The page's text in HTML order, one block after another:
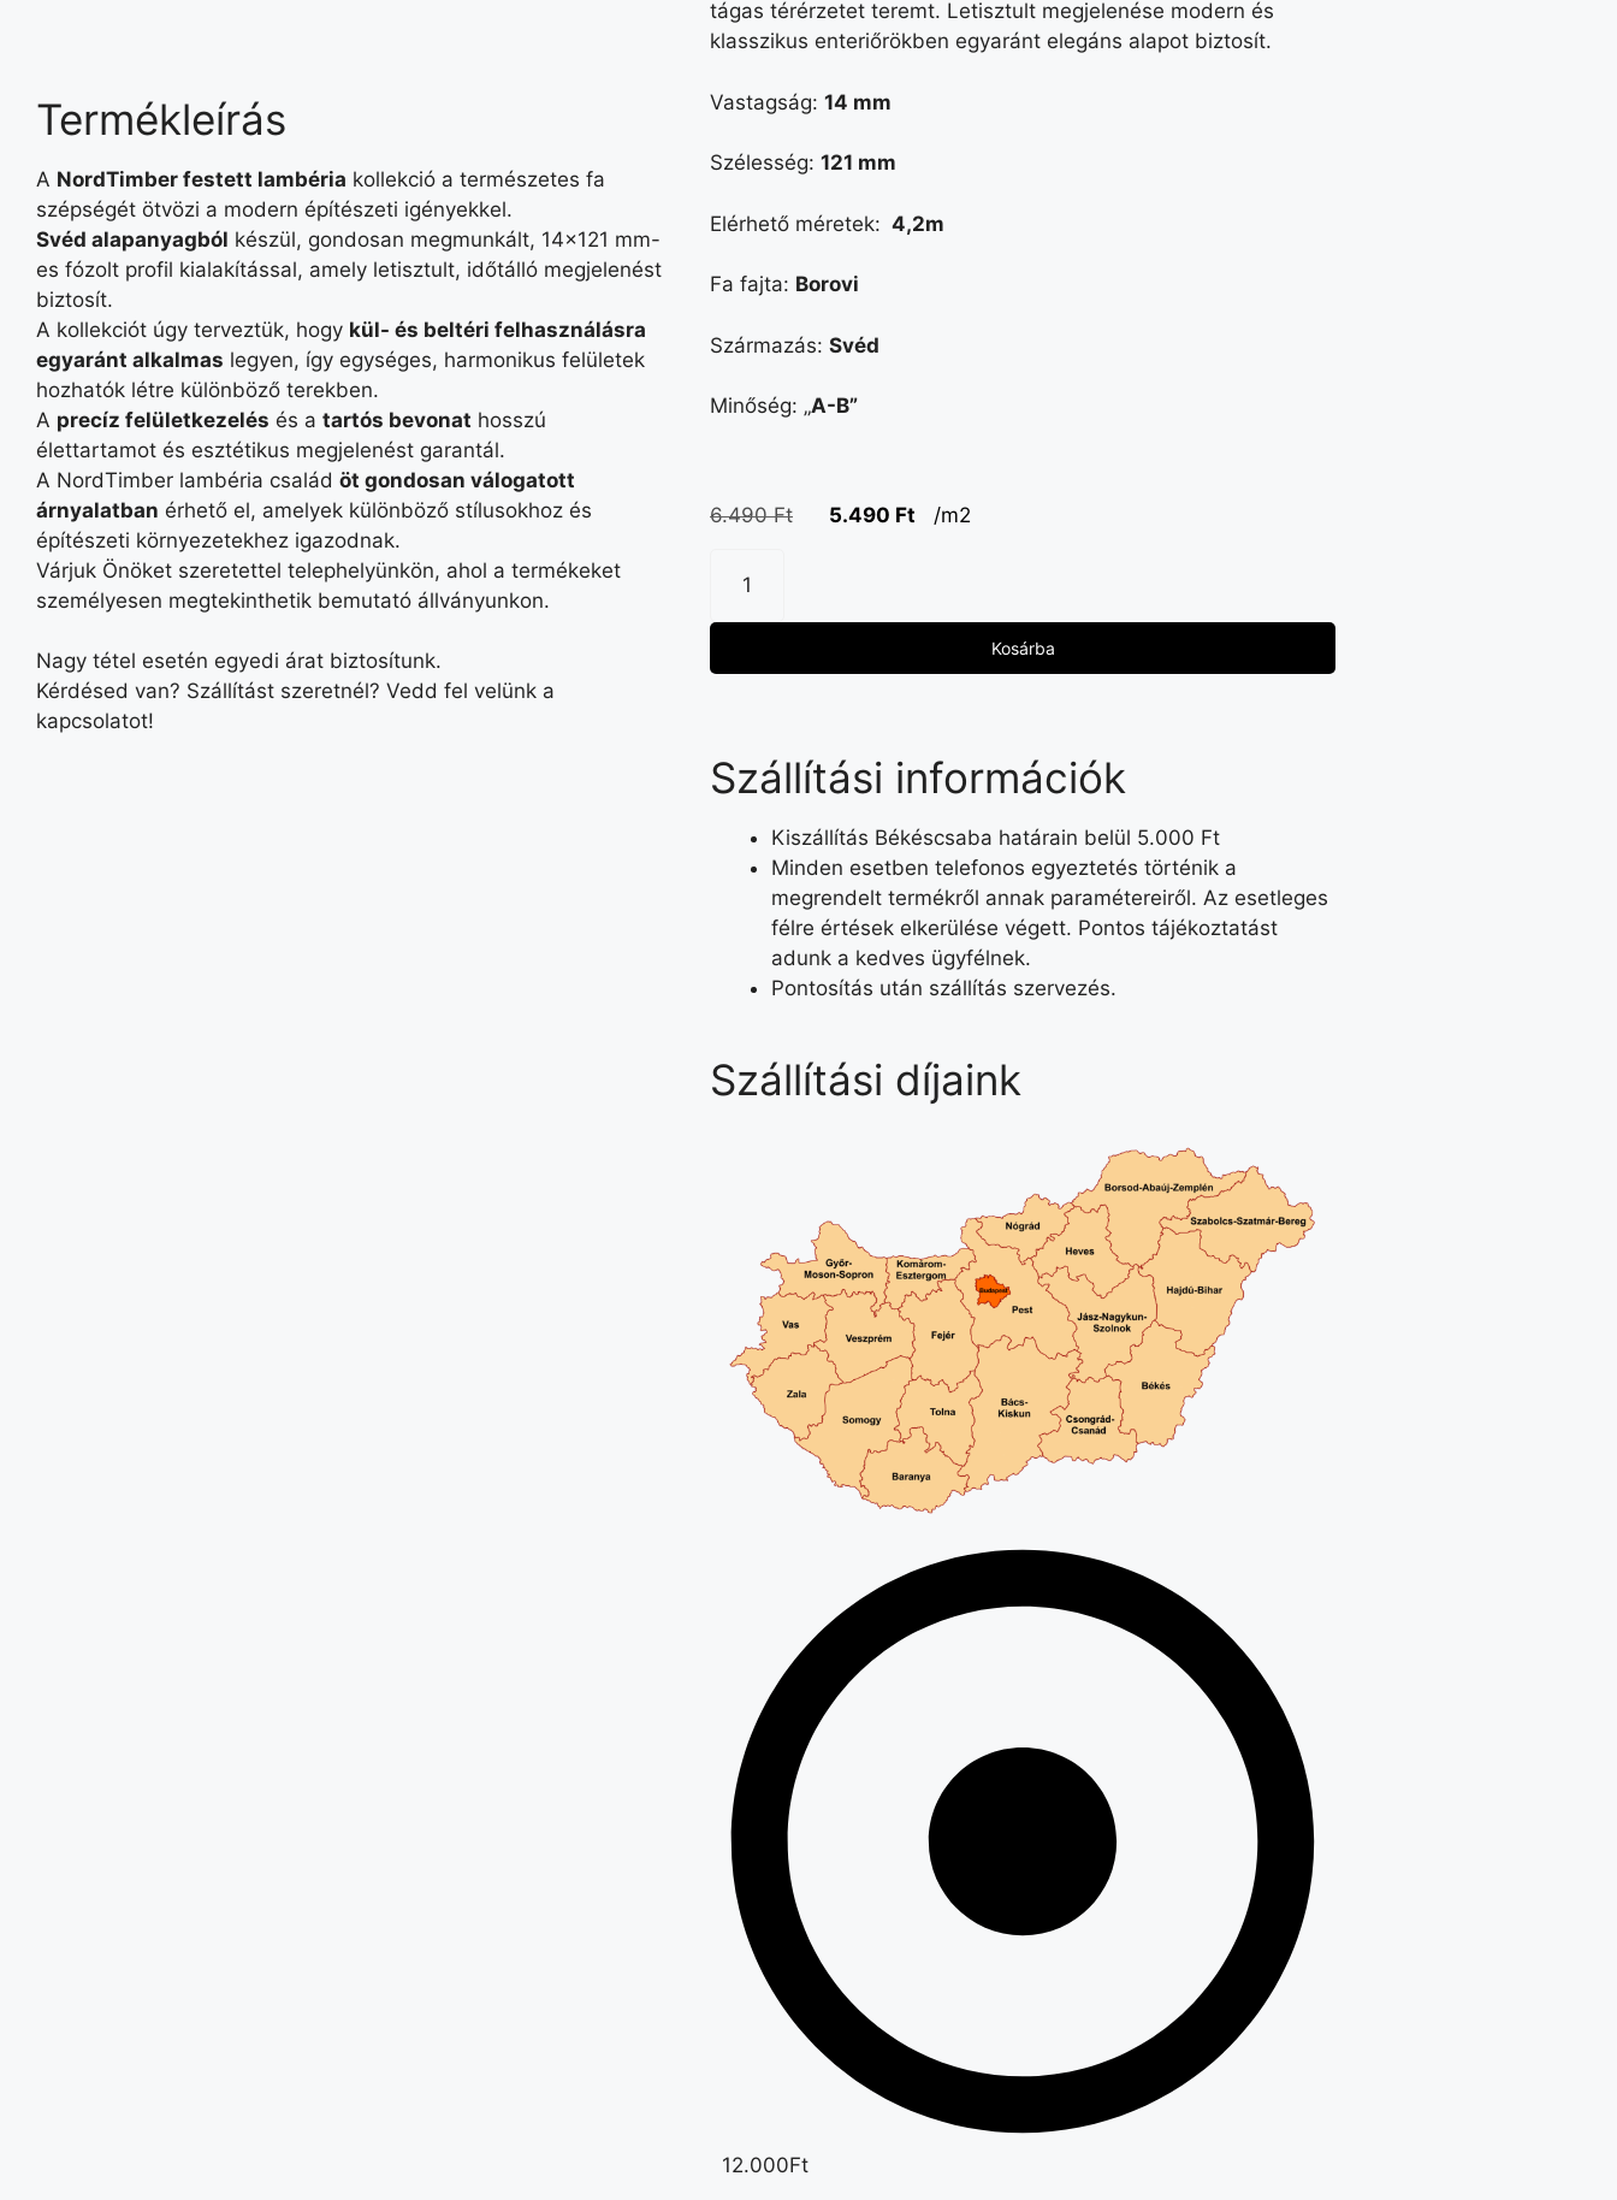
Termékleírás
A NordTimber festett lambéria kollekció a természetes fa
szépségét ötvözi a modern építészeti igényekkel.
Svéd alapanyagból készül, gondosan megmunkált, 14×121 mm-
es fózolt profil kialakítással, amely letisztult, időtálló megjelenést
biztosít.
A kollekciót úgy terveztük, hogy kül- és beltéri felhasználásra
egyaránt alkalmas legyen, így egységes, harmonikus felületek
hozhatók létre különböző terekben.
A precíz felületkezelés és a tartós bevonat hosszú
élettartamot és esztétikus megjelenést garantál.
A NordTimber lambéria család öt gondosan válogatott
árnyalatban érhető el, amelyek különböző stílusokhoz és
építészeti környezetekhez igazodnak.
Várjuk Önöket szeretettel telephelyünkön, ahol a termékeket
személyesen megtekinthetik bemutató állványunkon.
Nagy tétel esetén egyedi árat biztosítunk.
Kérdésed van? Szállítást szeretnél? Vedd fel velünk a
kapcsolatot!
tágas térérzetet teremt. Letisztult megjelenése modern és
klasszikus enteriőrökben egyaránt elegáns alapot biztosít.
Vastagság: 14 mm
Szélesség: 121 mm
Elérhető méretek: 4,2m
Fa fajta: Borovi
Származás: Svéd
Minőség: „A-B”
6.490Ft 5.490 Ft /m2
Kosárba
Szállítási információk
Kiszállítás Békéscsaba határain belül 5.000 Ft
Minden esetben telefonos egyeztetés történik a
megrendelt termékről annak paramétereiről. Az esetleges
félre értések elkerülése végett. Pontos tájékoztatást
adunk a kedves ügyfélnek.
Pontosítás után szállítás szervezés.
Szállítási díjaink
12.000Ft